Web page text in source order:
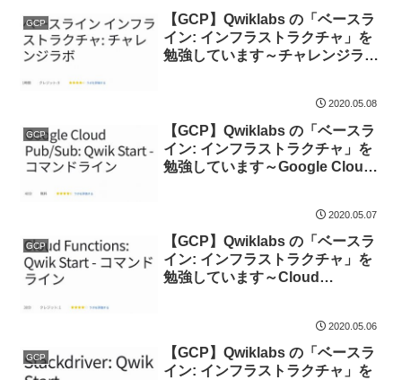
GCP
【GCP】Qwiklabs の「ベースラ
イン: インフラストラクチャ」を
勉強しています～チャレンジラボ
2020.05.08
GCP
【GCP】Qwiklabs の「ベースラ
イン: インフラストラクチャ」を
勉強しています～Google Cloud
2020.05.07
GCP
【GCP】Qwiklabs の「ベースラ
イン: インフラストラクチャ」を
勉強しています～Cloud
2020.05.06
GCP
【GCP】Qwiklabs の「ベースラ
イン: インフラストラクチャ」を